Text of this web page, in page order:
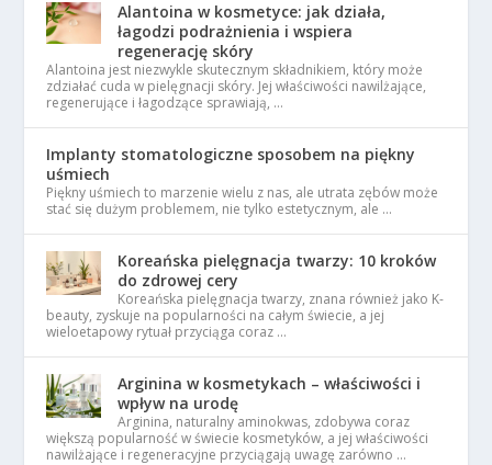
Alantoina w kosmetyce: jak działa,
łagodzi podrażnienia i wspiera
regenerację skóry
Alantoina jest niezwykle skutecznym składnikiem, który może
zdziałać cuda w pielęgnacji skóry. Jej właściwości nawilżające,
regenerujące i łagodzące sprawiają, …
Implanty stomatologiczne sposobem na piękny
uśmiech
Piękny uśmiech to marzenie wielu z nas, ale utrata zębów może
stać się dużym problemem, nie tylko estetycznym, ale …
Koreańska pielęgnacja twarzy: 10 kroków
do zdrowej cery
Koreańska pielęgnacja twarzy, znana również jako K-
beauty, zyskuje na popularności na całym świecie, a jej
wieloetapowy rytuał przyciąga coraz …
Arginina w kosmetykach – właściwości i
wpływ na urodę
Arginina, naturalny aminokwas, zdobywa coraz
większą popularność w świecie kosmetyków, a jej właściwości
nawilżające i regeneracyjne przyciągają uwagę zarówno …